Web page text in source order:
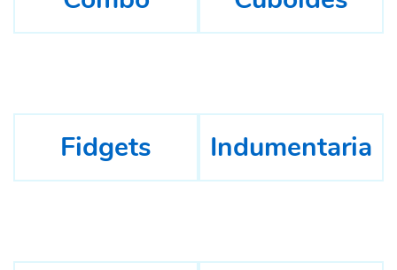
Fidgets Indumentaria